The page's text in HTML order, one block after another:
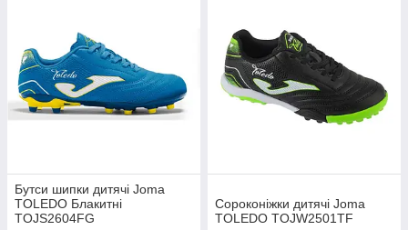
Бутси шипки дитячі Joma
TOLEDO Блакитні
TOJS2604FG
Сороконіжки дитячі Joma
TOLEDO TOJW2501TF